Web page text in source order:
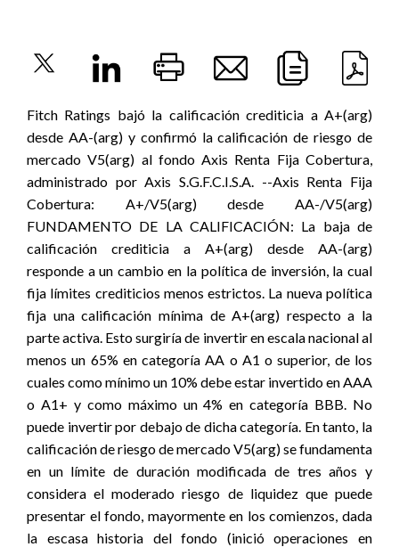
Fitch Ratings bajó la calificación crediticia a A+(arg)
desde AA-(arg) y confirmó la calificación de riesgo de
mercado V5(arg) al fondo Axis Renta Fija Cobertura,
administrado por Axis S.G.F.C.I.S.A. --Axis Renta Fija
Cobertura: A+/V5(arg) desde AA-/V5(arg)
FUNDAMENTO DE LA CALIFICACIÓN: La baja de
calificación crediticia a A+(arg) desde AA-(arg)
responde a un cambio en la política de inversión, la cual
fija límites crediticios menos estrictos. La nueva política
fija una calificación mínima de A+(arg) respecto a la
parte activa. Esto surgiría de invertir en escala nacional al
menos un 65% en categoría AA o A1 o superior, de los
cuales como mínimo un 10% debe estar invertido en AAA
o A1+ y como máximo un 4% en categoría BBB. No
puede invertir por debajo de dicha categoría. En tanto, la
calificación de riesgo de mercado V5(arg) se fundamenta
en un límite de duración modificada de tres años y
considera el moderado riesgo de liquidez que puede
presentar el fondo, mayormente en los comienzos, dada
la escasa historia del fondo (inició operaciones en